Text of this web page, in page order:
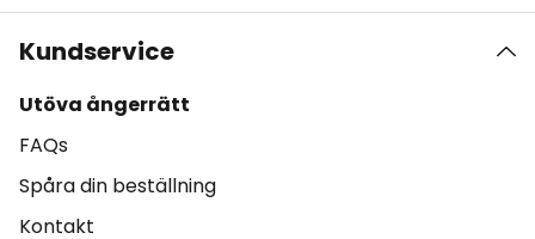
Kundservice
Utöva ångerrätt
FAQs
Spåra din beställning
Kontakt